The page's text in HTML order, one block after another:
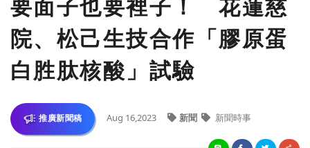
要面子也要裡子！ 花蓮慈
院、松己生技合作「膠原蛋
白胜肽核酸」試驗
推廣新聞稿 Aug 16,2023 新聞 新聞時事